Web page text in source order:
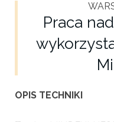
Praca
OPIS TECHNIKI